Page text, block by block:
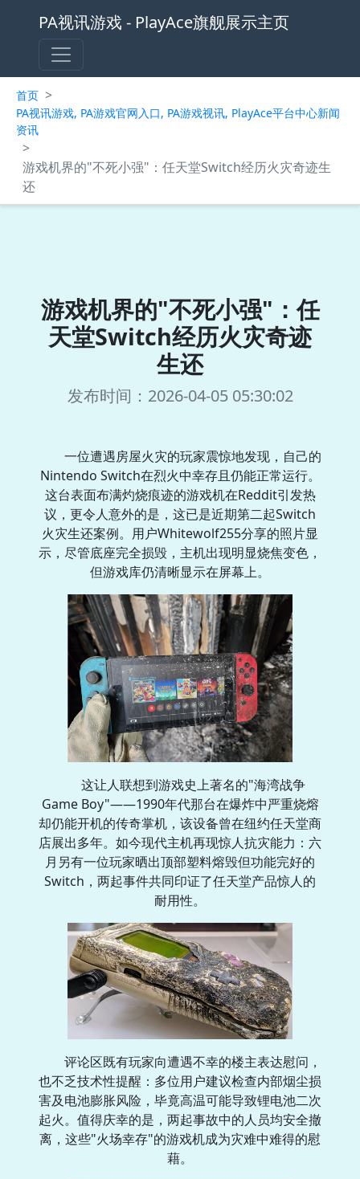
PA视讯游戏 - PlayAce旗舰展示主页
首页 >
PA视讯游戏, PA游戏官网入口, PA游戏视讯, PlayAce平台中心新闻
资讯
>
游戏机界的"不死小强"：任天堂Switch经历火灾奇迹生
还
游戏机界的"不死小强"：任
天堂Switch经历火灾奇迹
生还
发布时间：2026-04-05 05:30:02
一位遭遇房屋火灾的玩家震惊地发现，自己的
Nintendo Switch在烈火中幸存且仍能正常运行。
这台表面布满灼烧痕迹的游戏机在Reddit引发热
议，更令人意外的是，这已是近期第二起Switch
火灾生还案例。用户Whitewolf255分享的照片显
示，尽管底座完全损毁，主机出现明显烧焦变色，
但游戏库仍清晰显示在屏幕上。
这让人联想到游戏史上著名的"海湾战争
Game Boy"——1990年代那台在爆炸中严重烧熔
却仍能开机的传奇掌机，该设备曾在纽约任天堂商
店展出多年。如今现代主机再现惊人抗灾能力：六
月另有一位玩家晒出顶部塑料熔毁但功能完好的
Switch，两起事件共同印证了任天堂产品惊人的
耐用性。
评论区既有玩家向遭遇不幸的楼主表达慰问，
也不乏技术性提醒：多位用户建议检查内部烟尘损
害及电池膨胀风险，毕竟高温可能导致锂电池二次
起火。值得庆幸的是，两起事故中的人员均安全撤
离，这些"火场幸存"的游戏机成为灾难中难得的慰
藉。